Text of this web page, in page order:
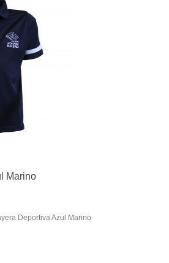
Marino
Deportiva Azul Marino